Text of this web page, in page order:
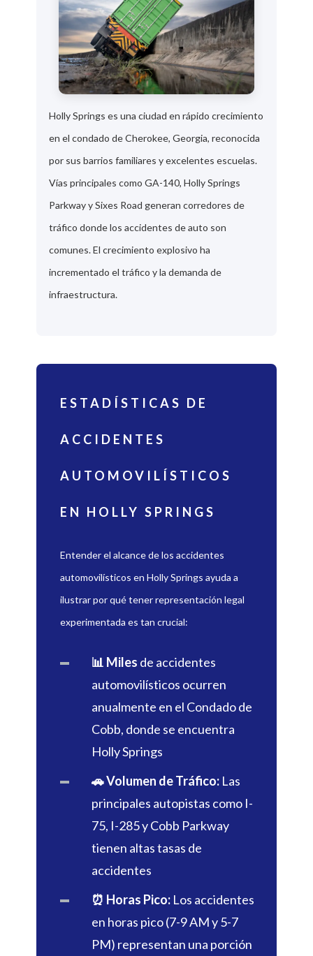
Holly Springs es una ciudad en rápido crecimiento
en el condado de Cherokee, Georgia, reconocida
por sus barrios familiares y excelentes escuelas.
Vías principales como GA-140, Holly Springs
Parkway y Sixes Road generan corredores de
tráfico donde los accidentes de auto son
comunes. El crecimiento explosivo ha
incrementado el tráfico y la demanda de
infraestructura.
ESTADÍSTICAS DE
ACCIDENTES
AUTOMOVILÍSTICOS
EN HOLLY SPRINGS
Entender el alcance de los accidentes
automovilísticos en Holly Springs ayuda a
ilustrar por qué tener representación legal
experimentada es tan crucial:
📊 Miles de accidentes
automovilísticos ocurren
anualmente en el Condado de
Cobb, donde se encuentra
Holly Springs
🚗 Volumen de Tráfico: Las
principales autopistas como I-
75, I-285 y Cobb Parkway
tienen altas tasas de
accidentes
⏰ Horas Pico: Los accidentes
en horas pico (7-9 AM y 5-7
PM) representan una porción